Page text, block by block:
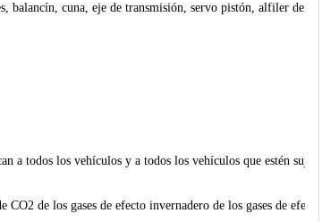
balancín, cuna, eje de transmisión, servo pistón, alfiler de
a todos los vehículos y a todos los vehículos que estén sujetos
de los gases de efecto invernadero de los gases de efecto